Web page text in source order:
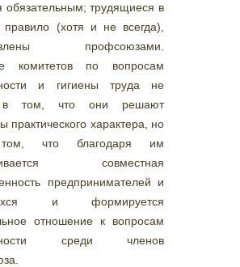
обязательным; трудящиеся в
правило (хотя и не всегда),
профсоюзами.
комитетов по вопросам
и гигиены труда не
в том, что они решают
практического характера, но
что благодаря им
совместная
предпринимателей и
и формируется
отношение к вопросам
среди членов